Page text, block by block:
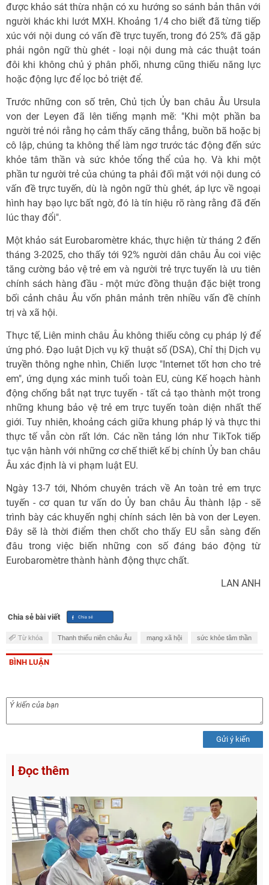
được khảo sát thừa nhận có xu hướng so sánh bản thân với
người khác khi lướt MXH. Khoảng 1/4 cho biết đã từng tiếp
xúc với nội dung có vấn đề trực tuyến, trong đó 25% đã gặp
phải ngôn ngữ thù ghét - loại nội dung mà các thuật toán
đôi khi không chủ ý phân phối, nhưng cũng thiếu năng lực
hoặc động lực để lọc bỏ triệt để.
Trước những con số trên, Chủ tịch Ủy ban châu Âu Ursula
von der Leyen đã lên tiếng mạnh mẽ: "Khi một phần ba
người trẻ nói rằng họ cảm thấy căng thẳng, buồn bã hoặc bị
cô lập, chúng ta không thể làm ngơ trước tác động đến sức
khỏe tâm thần và sức khỏe tổng thể của họ. Và khi một
phần tư người trẻ của chúng ta phải đối mặt với nội dung có
vấn đề trực tuyến, dù là ngôn ngữ thù ghét, áp lực về ngoại
hình hay bạo lực bất ngờ, đó là tín hiệu rõ ràng rằng đã đến
lúc thay đổi".
Một khảo sát Eurobaromètre khác, thực hiện từ tháng 2 đến
tháng 3-2025, cho thấy tới 92% người dân châu Âu coi việc
tăng cường bảo vệ trẻ em và người trẻ trực tuyến là ưu tiên
chính sách hàng đầu - một mức đồng thuận đặc biệt trong
bối cảnh châu Âu vốn phân mảnh trên nhiều vấn đề chính
trị và xã hội.
Thực tế, Liên minh châu Âu không thiếu công cụ pháp lý để
ứng phó. Đạo luật Dịch vụ kỹ thuật số (DSA), Chỉ thị Dịch vụ
truyền thông nghe nhìn, Chiến lược "Internet tốt hơn cho trẻ
em", ứng dụng xác minh tuổi toàn EU, cùng Kế hoạch hành
động chống bắt nạt trực tuyến - tất cả tạo thành một trong
những khung bảo vệ trẻ em trực tuyến toàn diện nhất thế
giới. Tuy nhiên, khoảng cách giữa khung pháp lý và thực thi
thực tế vẫn còn rất lớn. Các nền tảng lớn như TikTok tiếp
tục vận hành với những cơ chế thiết kế bị chính Ủy ban châu
Âu xác định là vi phạm luật EU.
Ngày 13-7 tới, Nhóm chuyên trách về An toàn trẻ em trực
tuyến - cơ quan tư vấn do Ủy ban châu Âu thành lập - sẽ
trình bày các khuyến nghị chính sách lên bà von der Leyen.
Đây sẽ là thời điểm then chốt cho thấy EU sẵn sàng đến
đâu trong việc biến những con số đáng báo động từ
Eurobaromètre thành hành động thực chất.
LAN ANH
Chia sẻ bài viết
Từ khóa Thanh thiếu niên châu Âu mạng xã hội sức khỏe tâm thần
BÌNH LUẬN
Gửi ý kiến
Đọc thêm